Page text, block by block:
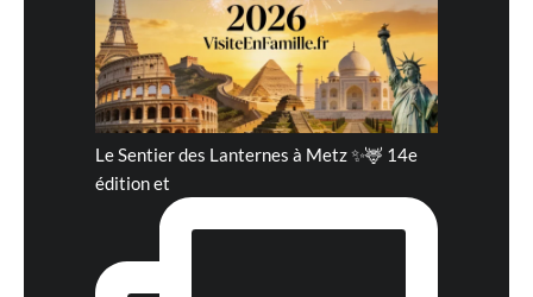
Le Sentier des Lanternes à Metz ✨🦌 14e
édition et